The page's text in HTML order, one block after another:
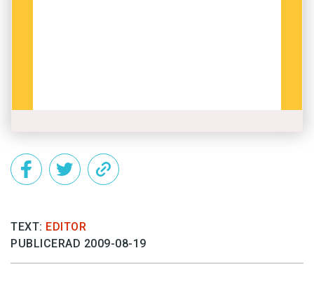
TEXT: EDITOR
PUBLICERAD 2009-08-19